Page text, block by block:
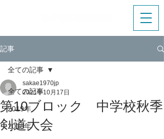
記事
全ての記事
2019年
2018年
全ての記事
第10ブロック 中学校秋季
剣道大会
sakae1970jp
2021年10月17日